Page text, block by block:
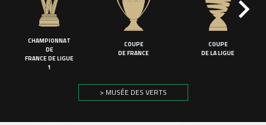
CHAMPIONNAT
DE
FRANCE DE LIGUE
1
COUPE
DE FRANCE
COUPE
DE LA LIGUE
> MUSÉE DES VERTS